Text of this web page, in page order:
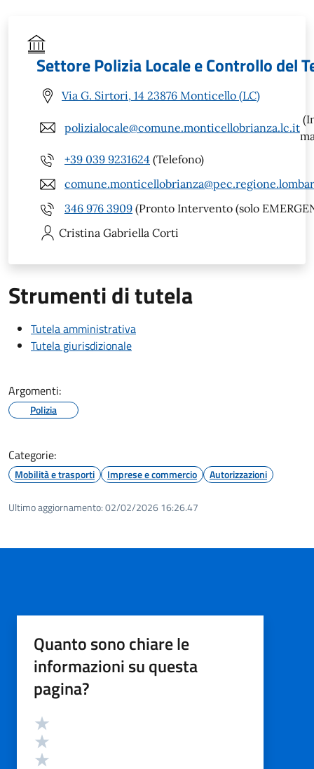
Settore Polizia Locale e Controllo del
Via G. Sirtori, 14 23876 Monticello (LC)
polizialocale@comune.monticellobrianza.lc.it
+39 039 9231624 (Telefono)
346 976 3909 (Pronto Intervento (solo
Cristina Gabriella Corti
Strumenti di tutela
Tutela amministrativa
Tutela giurisdizionale
Argomenti:
Polizia
Categorie:
Mobilità e trasporti Imprese e commercio Autorizzazioni
Ultimo aggiornamento:02/02/2026 16:26.47
Quanto sono chiare le
informazioni su questa
pagina?
Valutazione